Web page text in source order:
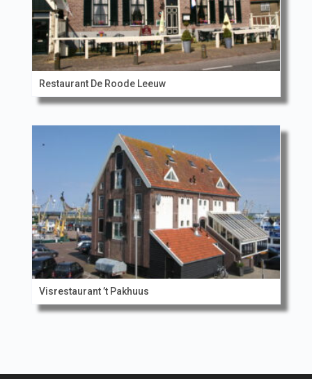
Restaurant De Roode Leeuw
Visrestaurant ’t Pakhuus